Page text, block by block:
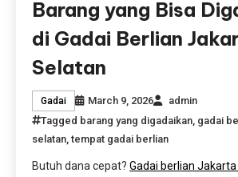
Barang yang Bisa
di Gadai Berlian
Selatan
Gadai March 9, 2026
admin
Tagged barang yang digadaikan, gadai
selatan,tempat gadai berlian
Butuh dana cepat?Gadai berlian